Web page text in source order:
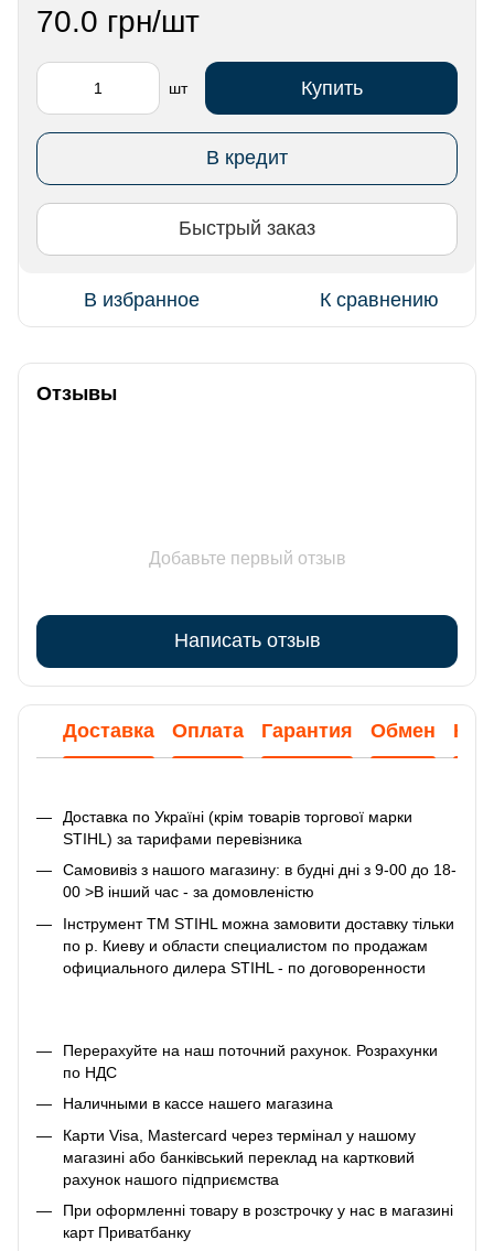
70.0 грн/шт
шт Купить
В кредит
Быстрый заказ
В избранное К сравнению
Отзывы
Добавьте первый отзыв
Написать отзыв
Доставка Оплата Гарантия Обмен
Доставка по Україні (крім товарів торгової марки
STIHL) за тарифами перевізника
Самовивіз з нашого магазину: в будні дні з 9-00 до 18-
00 >В інший час - за домовленістю
Інструмент ТМ STIHL можна замовити доставку тільки
по р. Киеву и области специалистом по продажам
официального дилера STIHL - по договоренности
Перерахуйте на наш поточний рахунок. Розрахунки
по НДС
Наличными в кассе нашего магазина
Карти Visa, Mastercard через термінал у нашому
магазині або банківський переклад на картковий
рахунок нашого підприємства
При оформленні товару в розстрочку у нас в магазині
карт Приватбанку